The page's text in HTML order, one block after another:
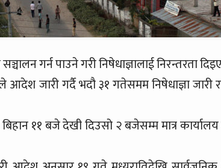
गर्न पाउने गरी निषेधाज्ञालाई निरन्तरता
आदेश जारी गर्दै भदौ ३१ गतेसमम निषेधाज्ञा
११ बजे देखी दिउसो २ बजेसम्म मात्र